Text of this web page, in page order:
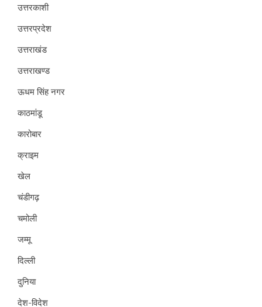
उत्तरकाशी
उत्तरप्रदेश
उत्तराखंड
उत्तराखण्ड
ऊधम सिंह नगर
काठमांडू
कारोबार
क्राइम
खेल
चंडीगढ़
चमोली
जम्मू
दिल्ली
दुनिया
देश-विदेश